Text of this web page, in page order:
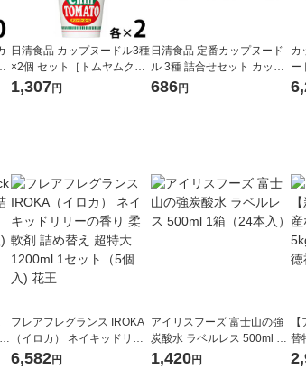
日清食品 カップヌードル3種
×2個 セット［トムヤムク
ン・ラクサ・チリトマト］
1,307円
日清食品 定番カップヌード
ル 3種 詰合せセット カップ
麺 カップラーメン 詰め合わ
686円
カ
ー
ロ
フレアフレグランス IROKA
（イロカ） ネイキッドリリ
ーの香り 柔軟剤 詰め替え 超
6,582円
アイリスフーズ 富士山の強
炭酸水 ラベルレス 500ml 1
箱（24本入）
1,420円
替
し